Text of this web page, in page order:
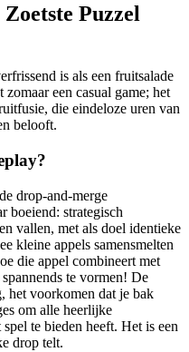
Puzzel
is als een fruitsalade
een casual game; het
die eindeloze uren van
belooft.
drop-and-merge
boeiend: strategisch
vallen, met als doel identieke
kleine appels samensmelten
die appel combineert met
te vormen! De
het voorkomen dat je bak
om alle heerlijke
te bieden heeft. Het is een
drop telt.